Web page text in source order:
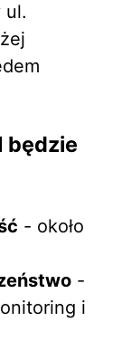
ul.
będzie
- około
-
i